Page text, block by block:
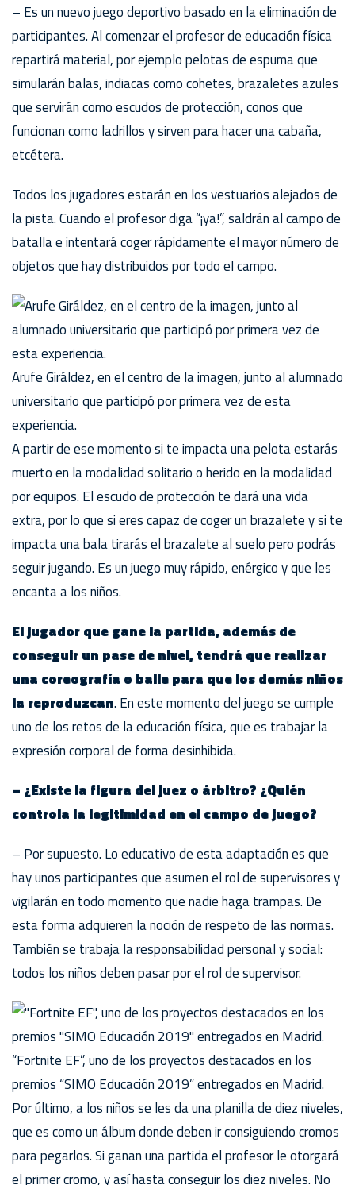
– Es un nuevo juego deportivo basado en la eliminación de
participantes. Al comenzar el profesor de educación física
repartirá material, por ejemplo pelotas de espuma que
simularán balas, indiacas como cohetes, brazaletes azules
que servirán como escudos de protección, conos que
funcionan como ladrillos y sirven para hacer una cabaña,
etcétera.
Todos los jugadores estarán en los vestuarios alejados de
la pista. Cuando el profesor diga “¡ya!”, saldrán al campo de
batalla e intentará coger rápidamente el mayor número de
objetos que hay distribuidos por todo el campo.
Arufe Giráldez, en el centro de la imagen, junto al alumnado
universitario que participó por primera vez de esta
experiencia.
A partir de ese momento si te impacta una pelota estarás
muerto en la modalidad solitario o herido en la modalidad
por equipos. El escudo de protección te dará una vida
extra, por lo que si eres capaz de coger un brazalete y si te
impacta una bala tirarás el brazalete al suelo pero podrás
seguir jugando. Es un juego muy rápido, enérgico y que les
encanta a los niños.
El jugador que gane la partida, además de
conseguir un pase de nivel, tendrá que realizar
una coreografía o baile para que los demás niños
la reproduzcan. En este momento del juego se cumple
uno de los retos de la educación física, que es trabajar la
expresión corporal de forma desinhibida.
– ¿Existe la figura del juez o árbitro? ¿Quién
controla la legitimidad en el campo de juego?
– Por supuesto. Lo educativo de esta adaptación es que
hay unos participantes que asumen el rol de supervisores y
vigilarán en todo momento que nadie haga trampas. De
esta forma adquieren la noción de respeto de las normas.
También se trabaja la responsabilidad personal y social:
todos los niños deben pasar por el rol de supervisor.
“Fortnite EF”, uno de los proyectos destacados en los
premios “SIMO Educación 2019” entregados en Madrid.
Por último, a los niños se les da una planilla de diez niveles,
que es como un álbum donde deben ir consiguiendo cromos
para pegarlos. Si ganan una partida el profesor le otorgará
el primer cromo, y así hasta conseguir los diez niveles. No